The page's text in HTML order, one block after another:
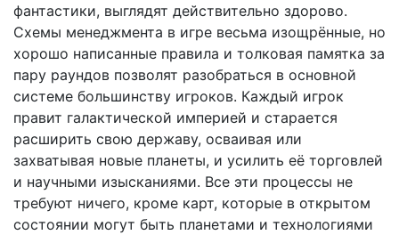
фантастики, выглядят действительно здорово.
Схемы менеджмента в игре весьма изощрённые, но
хорошо написанные правила и толковая памятка за
пару раундов позволят разобраться в основной
системе большинству игроков. Каждый игрок
правит галактической империей и старается
расширить свою державу, осваивая или
захватывая новые планеты, и усилить её торговлей
и научными изысканиями. Все эти процессы не
требуют ничего, кроме карт, которые в открытом
состоянии могут быть планетами и технологиями